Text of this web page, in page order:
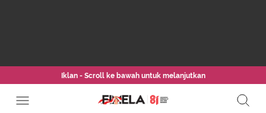
Iklan - Scroll ke bawah untuk melanjutkan